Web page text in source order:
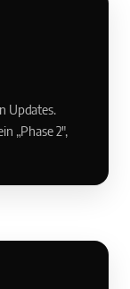
Updates.
„Phase 2",